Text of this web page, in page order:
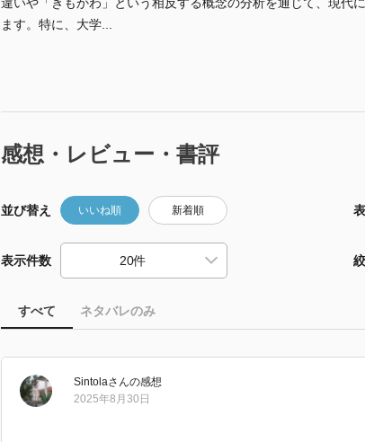
ます。特に、大学...
感想・レビュー・書評
並び替え いいね順 新着順
表示件数
すべて ネタバレのみ
Sintolaさんの感想
2025年8月30日